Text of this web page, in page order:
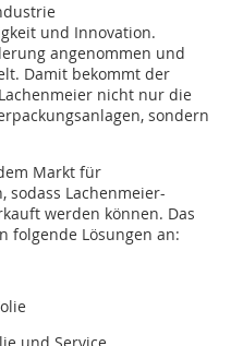
und Innovation.
angenommen und
Damit bekommt der
nicht nur die
sondern
Markt für
sodass Lachenmeier-
werden können. Das
folgende Lösungen an: